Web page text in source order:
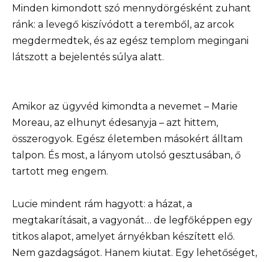
Minden kimondott szó mennydörgésként zuhant
ránk: a levegő kiszívódott a teremből, az arcok
megdermedtek, és az egész templom megingani
látszott a bejelentés súlya alatt.
Amikor az ügyvéd kimondta a nevemet – Marie
Moreau, az elhunyt édesanyja – azt hittem,
összerogyok. Egész életemben másokért álltam
talpon. És most, a lányom utolsó gesztusában, ő
tartott meg engem.
Lucie mindent rám hagyott: a házat, a
megtakarításait, a vagyonát… de legfőképpen egy
titkos alapot, amelyet árnyékban készített elő.
Nem gazdagságot. Hanem kiutat. Egy lehetőséget,